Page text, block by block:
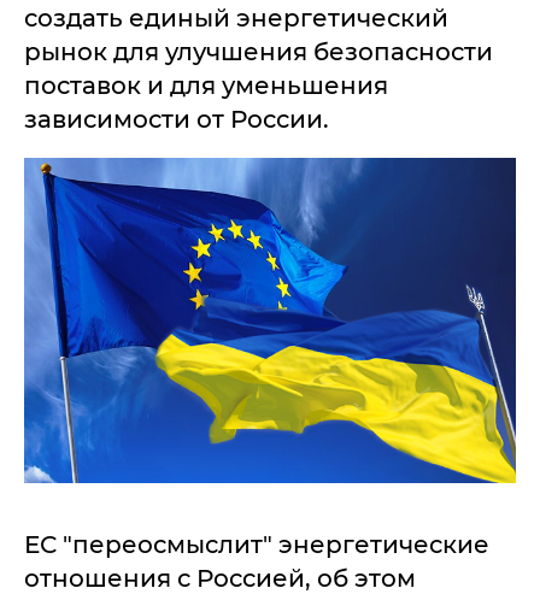
создать единый энергетический
рынок для улучшения безопасности
поставок и для уменьшения
зависимости от России.
ЕС "переосмыслит" энергетические
отношения с Россией, об этом